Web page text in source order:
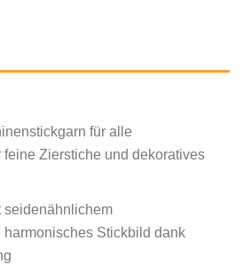
für alle
feine Zierstiche und dekoratives
seidenähnlichem
harmonisches Stickbild dank